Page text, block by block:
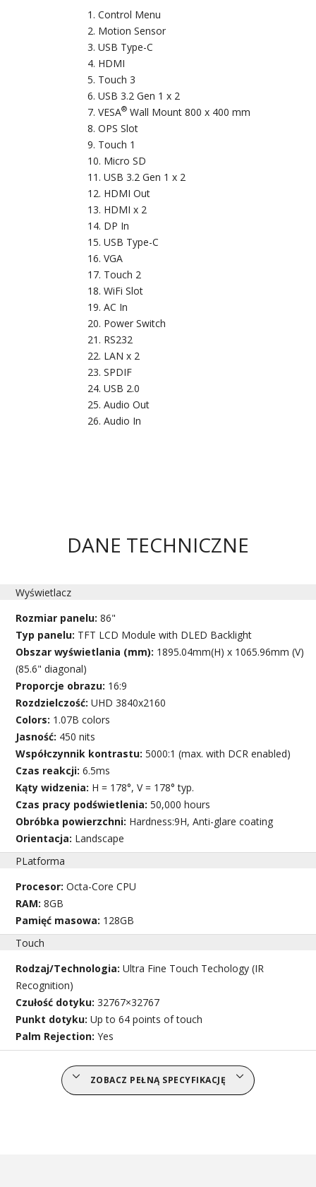
Control Menu
Motion Sensor
USB Type-C
HDMI
Touch 3
USB 3.2 Gen 1 x 2
VESA®Wall Mount 800 x 400 mm
OPS Slot
Touch 1
Micro SD
USB 3.2 Gen 1 x 2
HDMI Out
HDMI x 2
DP In
USB Type-C
VGA
Touch 2
WiFi Slot
AC In
Power Switch
RS232
LAN x 2
SPDIF
USB 2.0
Audio Out
Audio In
DANE TECHNICZNE
Wyświetlacz
Rozmiar panelu:86"
Typ panelu: TFT LCD Module with DLED Backlight
Obszar wyświetlania (mm): 1895.04mm(H) x 1065.96mm (V)
(85.6" diagonal)
Proporcje obrazu: 16:9
Rozdzielczość:UHD 3840x2160
Colors: 1.07B colors
Jasność: 450 nits
Współczynnik kontrastu:5000:1 (max. with DCR enabled)
Czas reakcji:6.5ms
Kąty widzenia: H = 178°, V = 178° typ.
Czas pracy podświetlenia:50,000 hours
Obróbka powierzchni: Hardness:9H, Anti-glare coating
Orientacja: Landscape
PLatforma
Procesor:Octa-Core CPU
RAM:8GB
Pamięć masowa: 128GB
Touch
Rodzaj/Technologia:Ultra Fine Touch Techology (IR
Recognition)
Czułość dotyku:32767×32767
Punkt dotyku:Up to 64 points of touch
Palm Rejection:Yes
ZOBACZ PEŁNĄ SPECYFIKACJĘ